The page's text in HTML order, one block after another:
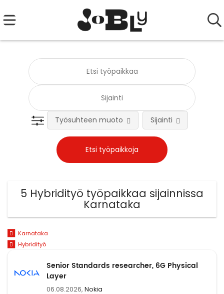
Työsuhteen muoto Sijainti
5 Hybridityö työpaikkaa sijainnissa
Karnataka
Karnataka
Hybridityö
Senior Standards researcher, 6G Physical
Layer
06.08.2026, Nokia